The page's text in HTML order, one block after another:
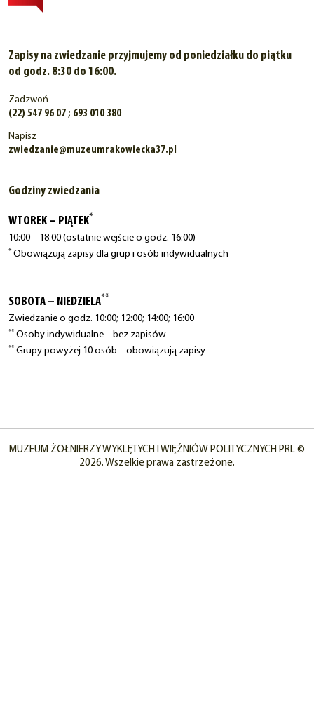
Zapisy na zwiedzanie przyjmujemy od poniedziałku do piątku
od godz. 8:30 do 16:00.
Zadzwoń
(22) 547 96 07 ; 693 010 380
Napisz
zwiedzanie@muzeumrakowiecka37.pl
Godziny zwiedzania
WTOREK – PIĄTEK*
10:00 – 18:00 (ostatnie wejście o godz. 16:00)
* Obowiązują zapisy dla grup i osób indywidualnych
SOBOTA – NIEDZIELA**
Zwiedzanie o godz. 10:00; 12:00; 14:00; 16:00
** Osoby indywidualne – bez zapisów
** Grupy powyżej 10 osób – obowiązują zapisy
MUZEUM ŻOŁNIERZY WYKLĘTYCH I WIĘŹNIÓW POLITYCZNYCH PRL ©
2026. Wszelkie prawa zastrzeżone.